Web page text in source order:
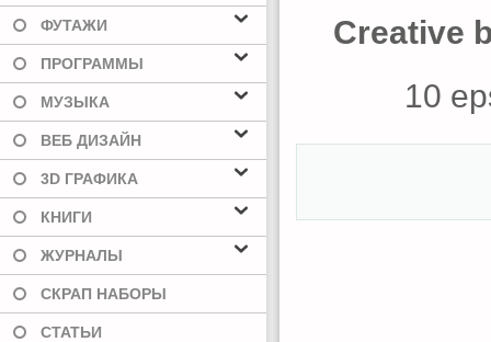
ФУТАЖИ
ПРОГРАММЫ
МУЗЫКА
ВЕБ ДИЗАЙН
3D ГРАФИКА
КНИГИ
ЖУРНАЛЫ
СКРАП НАБОРЫ
СТАТЬИ
Creative
10